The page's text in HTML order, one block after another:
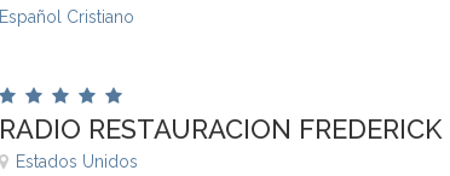
Español Cristiano
RADIO RESTAURACION FREDERICK
Estados Unidos